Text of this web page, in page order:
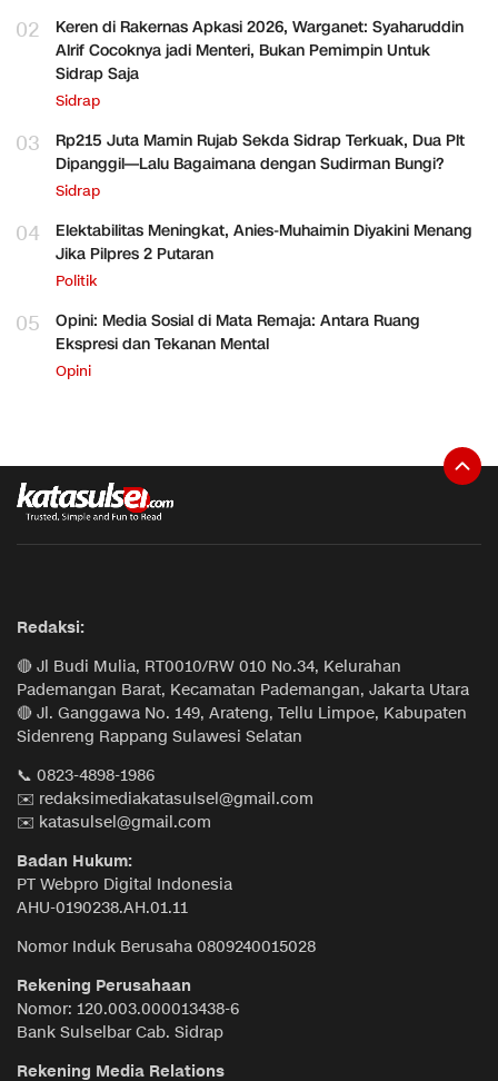
02
Keren di Rakernas Apkasi 2026, Warganet: Syaharuddin
Alrif Cocoknya jadi Menteri, Bukan Pemimpin Untuk
Sidrap Saja
Sidrap
03
Rp215 Juta Mamin Rujab Sekda Sidrap Terkuak, Dua Plt
Dipanggil—Lalu Bagaimana dengan Sudirman Bungi?
Sidrap
04
Elektabilitas Meningkat, Anies-Muhaimin Diyakini Menang
Jika Pilpres 2 Putaran
Politik
05
Opini: Media Sosial di Mata Remaja: Antara Ruang
Ekspresi dan Tekanan Mental
Opini
Redaksi:
🔴 Jl Budi Mulia, RT0010/RW 010 No.34, Kelurahan
Pademangan Barat, Kecamatan Pademangan, Jakarta Utara
🔴 Jl. Ganggawa No. 149, Arateng, Tellu Limpoe, Kabupaten
Sidenreng Rappang Sulawesi Selatan
📞 0823-4898-1986
✉️ redaksimediakatasulsel@gmail.com
✉️ katasulsel@gmail.com
Badan Hukum:
PT Webpro Digital Indonesia
AHU-0190238.AH.01.11
Nomor Induk Berusaha 0809240015028
Rekening Perusahaan
Nomor: 120.003.000013438-6
Bank Sulselbar Cab. Sidrap
Rekening Media Relations